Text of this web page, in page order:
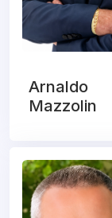
Arnaldo
Mazzolin